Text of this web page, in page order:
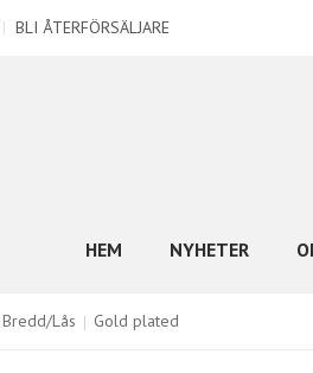
| BLI ÅTERFÖRSÄLJARE
HEM NYHETER
Lås Gold plated